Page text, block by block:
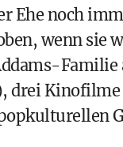
Ehe noch
wenn
drei